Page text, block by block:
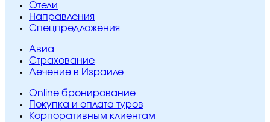
Отели
Направления
Спецпредложения
Авиа
Страхование
Лечение в Израиле
Online бронирование
Покупка и оплата туров
Корпоративным клиентам